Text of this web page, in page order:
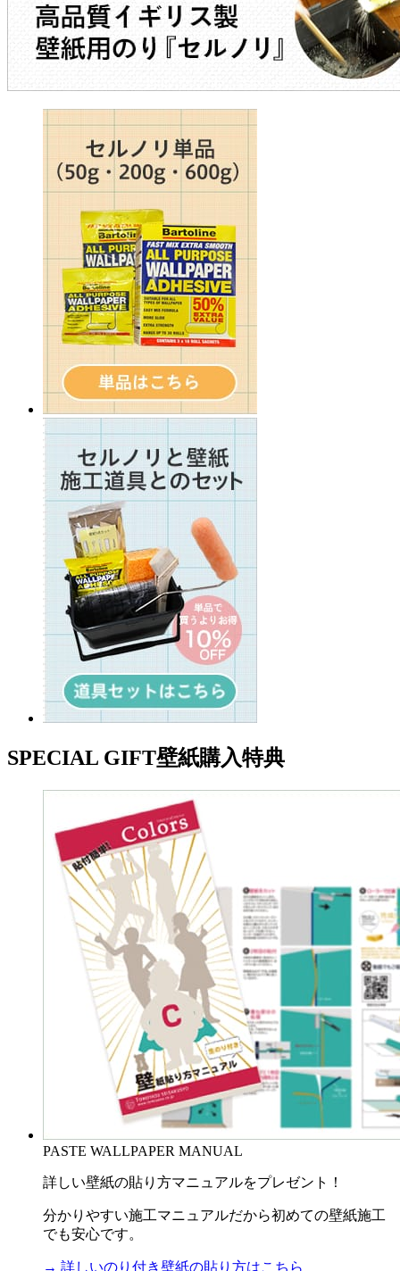
SPECIAL GIFT壁紙購入特典
PASTE WALLPAPER MANUAL
詳しい壁紙の貼り方マニュアルをプレゼント！
分かりやすい施工マニュアルだから初めての壁紙施工
でも安心です。
→ 詳しいのり付き壁紙の貼り方はこちら